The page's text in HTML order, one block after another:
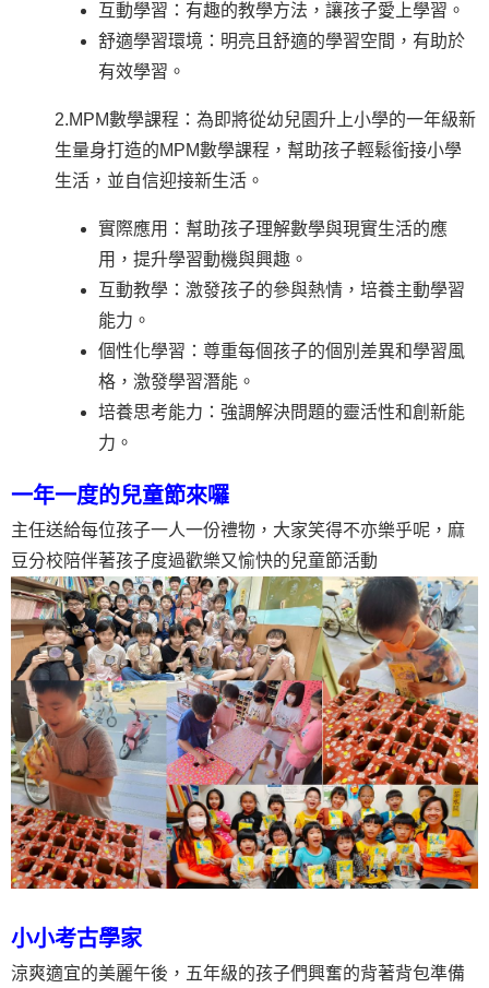
互動學習：有趣的教學方法，讓孩子愛上學習。
舒適學習環境：明亮且舒適的學習空間，有助於
有效學習。
2.MPM數學課程：為即將從幼兒園升上小學的一年級新
生量身打造的MPM數學課程，幫助孩子輕鬆銜接小學
生活，並自信迎接新生活。
實際應用：幫助孩子理解數學與現實生活的應
用，提升學習動機與興趣。
互動教學：激發孩子的參與熱情，培養主動學習
能力。
個性化學習：尊重每個孩子的個別差異和學習風
格，激發學習潛能。
培養思考能力：強調解決問題的靈活性和創新能
力。
一年一度的兒童節來囉
主任送給每位孩子一人一份禮物，大家笑得不亦樂乎呢，麻
豆分校陪伴著孩子度過歡樂又愉快的兒童節活動
小小考古學家
涼爽適宜的美麗午後，五年級的孩子們興奮的背著背包準備